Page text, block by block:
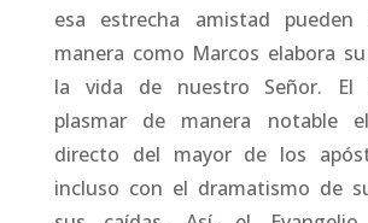
esa estrecha amistad
manera como Marcos elabora
la vida de nuestro Señor. El
plasmar de manera notable
directo del mayor de los
incluso con el dramatismo de